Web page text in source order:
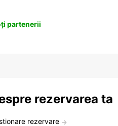
partenerii
rezervarea ta
rezervare